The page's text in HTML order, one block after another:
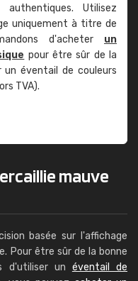
Utilisez
uniquement à titre de
d'acheter un
pour être sûr de la
un éventail de couleurs
TVA).
mauve
basée sur l'affichage
Pour être sûr de la bonne
d'utiliser un éventail de